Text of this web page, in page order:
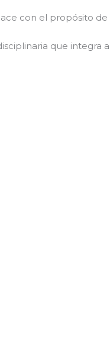
con el propósito
que integra